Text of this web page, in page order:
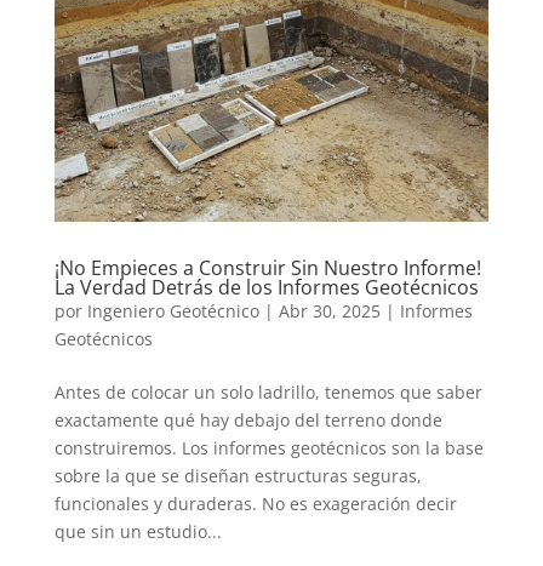
¡No Empieces a Construir Sin Nuestro Informe!
La Verdad Detrás de los Informes Geotécnicos
por Ingeniero Geotécnico| Abr 30, 2025| Informes
Geotécnicos
Antes de colocar un solo ladrillo, tenemos que saber
exactamente qué hay debajo del terreno donde
construiremos. Los informes geotécnicos son la base
sobre la que se diseñan estructuras seguras,
funcionales y duraderas. No es exageración decir
que sin un estudio...